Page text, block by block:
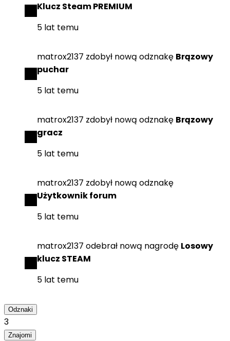
Klucz Steam PREMIUM
5 lat temu
matrox2137 zdobył nową odznakę Brązowy
puchar
5 lat temu
matrox2137 zdobył nową odznakę Brązowy
gracz
5 lat temu
matrox2137 zdobył nową odznakę
Użytkownik forum
5 lat temu
matrox2137 odebrał nową nagrodę Losowy
klucz STEAM
5 lat temu
Odznaki
3
Znajomi